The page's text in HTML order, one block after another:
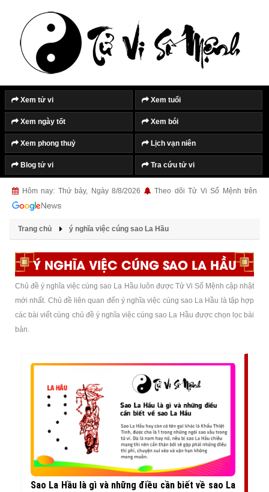
Xem tử vi Xem tuổi
Xem ngày tốt Xem bói
Xem phong thuỷ Lịch vạn niên
Blog tử vi Tra cứu tử vi
Hôm nay: Thứ bảy, Ngày 8/8/2026 Theo dõi Tử Vi Số Mệnh trên
Trang chủ ý nghĩa việc cúng sao La Hầu
Ý NGHĨA VIỆC CÚNG SAO LA HẦU
Chủ đề ý nghĩa việc cúng sao La Hầu luôn được Tử Vi Số Mệnh cập nhật
mới nhất. Chủ đề liên quan đến ý nghĩa việc cúng sao La Hầu là tập hợp
các bài viết cùng chủ đề ý nghĩa việc cúng sao La Hầu được chọn lọc bài
bản.
Sao La Hầu là gì và những điều cần biết về sao La